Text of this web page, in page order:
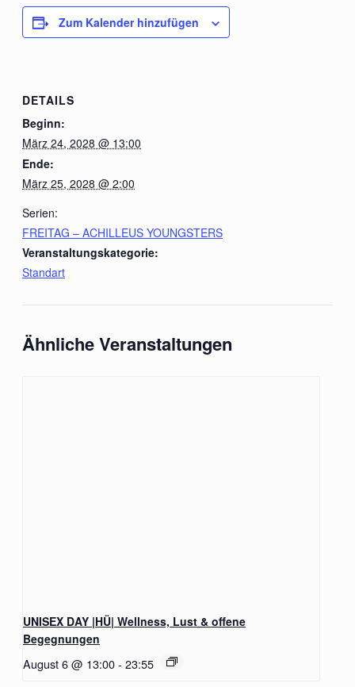
Zum Kalender hinzufügen
DETAILS
Beginn:
März 24, 2028 @ 13:00
Ende:
März 25, 2028 @ 2:00
Serien:
FREITAG – ACHILLEUS YOUNGSTERS
Veranstaltungskategorie:
Standart
Ähnliche Veranstaltungen
UNISEX DAY |HÜ| Wellness, Lust & offene
Begegnungen
August 6 @ 13:00- 23:55